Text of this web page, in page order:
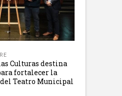
Culturas destina
fortalecer la
Teatro Municipal